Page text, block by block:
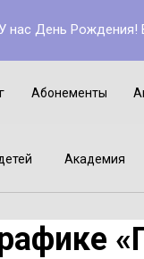
У нас День Рождения!
Абонементы
Академия
Академия Клуб